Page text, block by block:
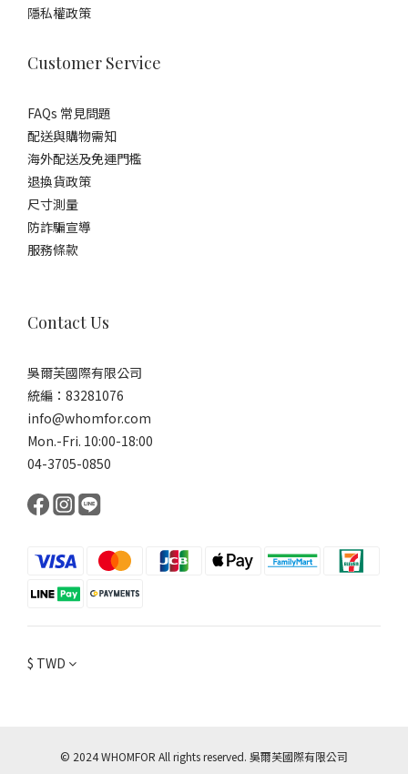
隱私權政策
Customer Service
FAQs 常見問題
配送與購物需知
海外配送及免運門檻
退換貨政策
尺寸測量
防詐騙宣導
服務條款
Contact Us
吳爾芙國際有限公司
統編：83281076
info@whomfor.com
Mon.-Fri. 10:00-18:00
04-3705-0850
$ TWD
© 2024 WHOMFOR All rights reserved. 吳爾芙國際有限公司